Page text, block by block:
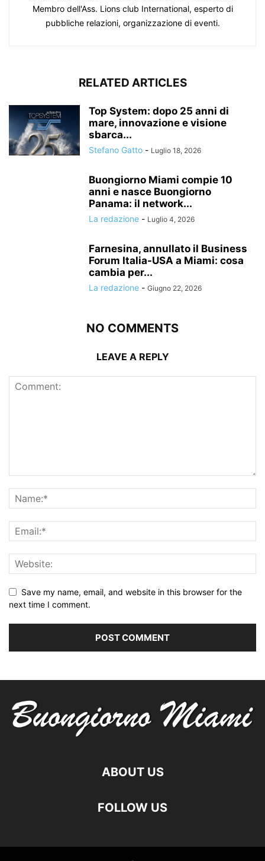
Membro dell'Ass. Lions club International, esperto di
pubbliche relazioni, organizzazione di eventi.
RELATED ARTICLES
Top System: dopo 25 anni di
mare, innovazione e visione
sbarca...
Stefano Gatto - Luglio 18, 2026
Buongiorno Miami compie 10
anni e nasce Buongiorno
Panama: il network...
La redazione - Luglio 4, 2026
Farnesina, annullato il Business
Forum Italia-USA a Miami: cosa
cambia per...
La redazione - Giugno 22, 2026
NO COMMENTS
LEAVE A REPLY
Save my name, email, and website in this browser for the
next time I comment.
ABOUT US
FOLLOW US